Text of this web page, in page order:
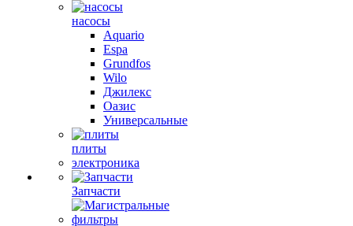
насосы
Aquario
Espa
Grundfos
Wilo
Джилекс
Оазис
Универсальные
плиты
электроника
Запчасти